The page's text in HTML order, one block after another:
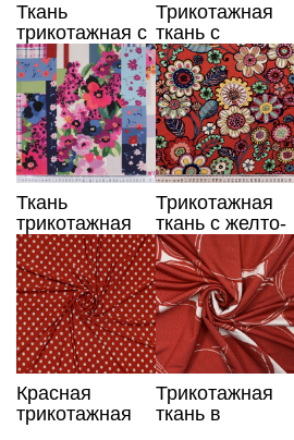
Ткань
трикотажная с
оранжевыми
цветами
Трикотажная
ткань с
принтом,
Италия
Ткань
трикотажная
цвета фуксия с
принтом
Трикотажная
ткань с желто-
красными
цветами
Красная
трикотажная
Трикотажная
ткань в